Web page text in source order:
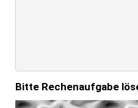
Bitte Rechenaufgabe